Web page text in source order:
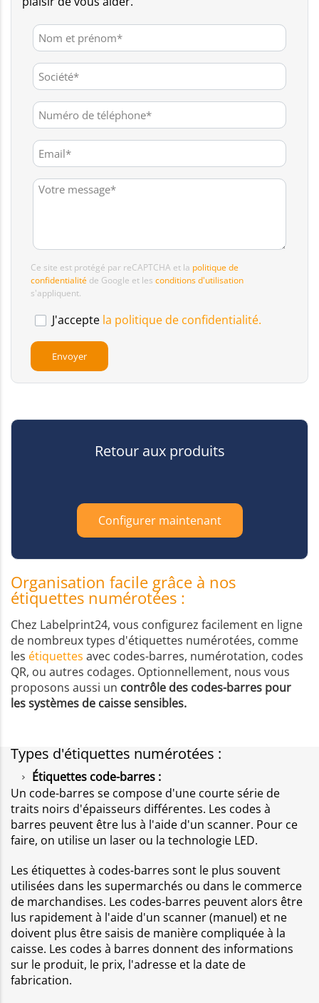
Ce site est protégé par reCAPTCHA et la politique de
confidentialité de Google et les conditions d'utilisation
s'appliquent.
J'accepte la politique de confidentialité.
Retour aux produits
Configurer maintenant
Organisation facile grâce à nos
étiquettes numérotées :
Chez Labelprint24, vous configurez facilement en ligne
de nombreux types d'étiquettes numérotées, comme
les étiquettes avec codes-barres, numérotation, codes
QR, ou autres codages. Optionnellement, nous vous
proposons aussi un contrôle des codes-barres pour
les systèmes de caisse sensibles.
Types d'étiquettes numérotées :
Étiquettes code-barres :
Un code-barres se compose d'une courte série de
traits noirs d'épaisseurs différentes. Les codes à
barres peuvent être lus à l'aide d'un scanner. Pour ce
faire, on utilise un laser ou la technologie LED.
Les étiquettes à codes-barres sont le plus souvent
utilisées dans les supermarchés ou dans le commerce
de marchandises. Les codes-barres peuvent alors être
lus rapidement à l'aide d'un scanner (manuel) et ne
doivent plus être saisis de manière compliquée à la
caisse. Les codes à barres donnent des informations
sur le produit, le prix, l'adresse et la date de
fabrication.